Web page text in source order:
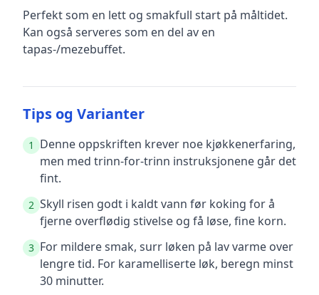
Perfekt som en lett og smakfull start på måltidet.
Kan også serveres som en del av en
tapas-/mezebuffet.
Tips og Varianter
1
Denne oppskriften krever noe kjøkkenerfaring,
men med trinn-for-trinn instruksjonene går det
fint.
2 Skyll risen godt i kaldt vann før koking for å
fjerne overflødig stivelse og få løse, fine korn.
3 For mildere smak, surr løken på lav varme over
lengre tid. For karamelliserte løk, beregn minst
30 minutter.